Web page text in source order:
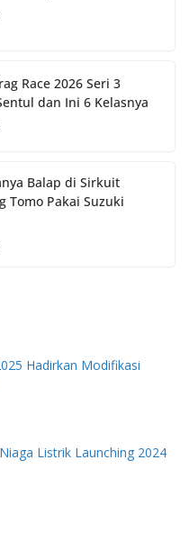
Race 2026 Seri 3
dan Ini 6 Kelasnya
Balap di Sirkuit
Tomo Pakai Suzuki
Hadirkan Modifikasi
Listrik Launching 2024